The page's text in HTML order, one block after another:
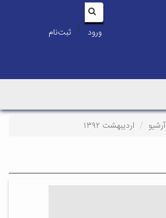
ورود | ثبت‌نام
آرشیو اردیبهشت ۱۳۹۲